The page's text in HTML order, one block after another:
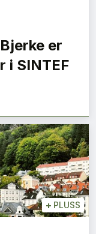
er
i SINTEF
+ PLUSS